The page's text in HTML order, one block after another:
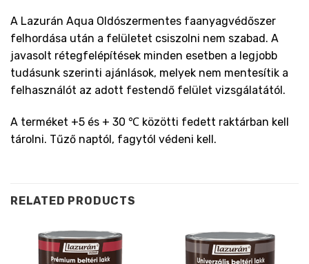
A Lazurán Aqua Oldószermentes faanyagvédőszer
felhordása után a felületet csiszolni nem szabad. A
javasolt rétegfelépítések minden esetben a legjobb
tudásunk szerinti ajánlások, melyek nem mentesítik a
felhasználót az adott festendő felület vizsgálatától.
A terméket +5 és + 30 ℃ közötti fedett raktárban kell
tárolni. Tűző naptól, fagytól védeni kell.
RELATED PRODUCTS